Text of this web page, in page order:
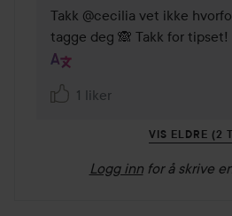
Takk @cecilia vet ikke
tagge deg 🙈 Takk for
1 liker
VIS ELDRE (2
Logg inn for å skrive